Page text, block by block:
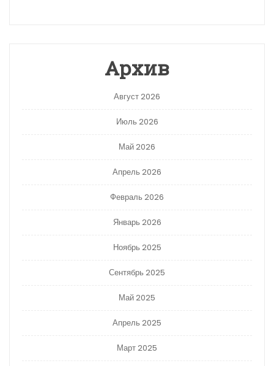
Архив
Август 2026
Июль 2026
Май 2026
Апрель 2026
Февраль 2026
Январь 2026
Ноябрь 2025
Сентябрь 2025
Май 2025
Апрель 2025
Март 2025